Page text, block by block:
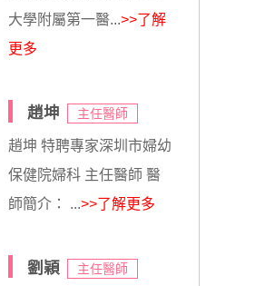
大學附屬第一醫...>>了解
更多
趙坤 主任醫師
趙坤 特聘專家深圳市婦幼
保健院婦科 主任醫師 醫
師簡介： ...>>了解更多
劉穎 主任醫師